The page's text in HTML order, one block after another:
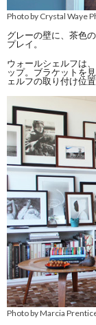
Photo by Crystal Waye
グレーの壁に、茶色
プレイ。
ウォールシェルフは
ップ。ブラケットを
ェルフの取り付け位
Photo by Marcia